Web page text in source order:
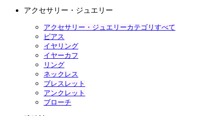
アクセサリー・ジュエリー
アクセサリー・ジュエリーカテゴリすべて
ピアス
イヤリング
イヤーカフ
リング
ネックレス
ブレスレット
アンクレット
ブローチ